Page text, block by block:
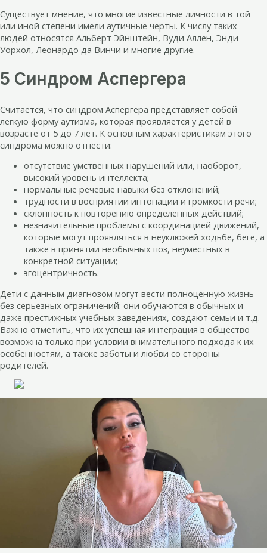
Существует мнение, что многие известные личности в той
или иной степени имели аутичные черты. К числу таких
людей относятся Альберт Эйнштейн, Вуди Аллен, Энди
Уорхол, Леонардо да Винчи и многие другие.
5 Синдром Аспергера
Считается, что синдром Аспергера представляет собой
легкую форму аутизма, которая проявляется у детей в
возрасте от 5 до 7 лет. К основным характеристикам этого
синдрома можно отнести:
отсутствие умственных нарушений или, наоборот,
высокий уровень интеллекта;
нормальные речевые навыки без отклонений;
трудности в восприятии интонации и громкости речи;
склонность к повторению определенных действий;
незначительные проблемы с координацией движений,
которые могут проявляться в неуклюжей ходьбе, беге, а
также в принятии необычных поз, неуместных в
конкретной ситуации;
эгоцентричность.
Дети с данным диагнозом могут вести полноценную жизнь
без серьезных ограничений: они обучаются в обычных и
даже престижных учебных заведениях, создают семьи и т.д.
Важно отметить, что их успешная интеграция в общество
возможна только при условии внимательного подхода к их
особенностям, а также заботы и любви со стороны
родителей.